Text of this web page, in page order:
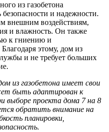
из газобетона
и надежности.
внешним воздействиям,
и влажность. Он также
к гниению и
этому, дом из
и не требует больших
из газобетона имеет свои
быть адаптирован к
выборе проекта дома 7 на 8
обратить внимание на
планировки,